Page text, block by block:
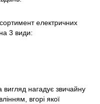
електричних
3 види:
нагадує звичайну
вгорі якої